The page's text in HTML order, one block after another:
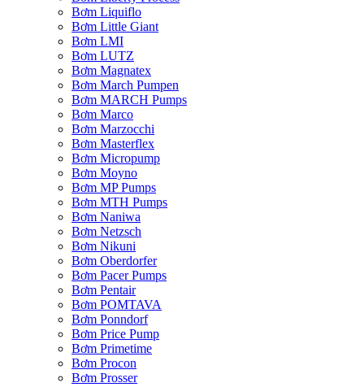
Bơm Liquiflo
Bơm Little Giant
Bơm LMI
Bơm LUTZ
Bơm Magnatex
Bơm March Pumpen
Bơm MARCH Pumps
Bơm Marco
Bơm Marzocchi
Bơm Masterflex
Bơm Micropump
Bơm Moyno
Bơm MP Pumps
Bơm MTH Pumps
Bơm Naniwa
Bơm Netzsch
Bơm Nikuni
Bơm Oberdorfer
Bơm Pacer Pumps
Bơm Pentair
Bơm POMTAVA
Bơm Ponndorf
Bơm Price Pump
Bơm Primetime
Bơm Procon
Bơm Prosser